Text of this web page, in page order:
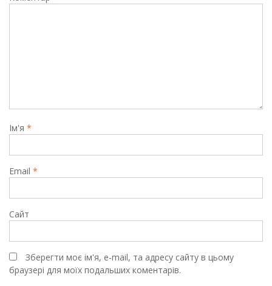
Ім'я *
Email *
Сайт
Зберегти моє ім'я, e-mail, та адресу сайту в цьому
браузері для моїх подальших коментарів.